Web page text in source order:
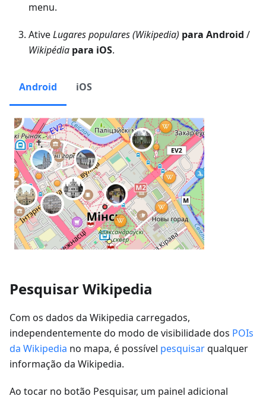
menu.
AtiveLugares populares (Wikipedia) para Android /
Wikipédia para iOS.
Android iOS
Pesquisar Wikipedia
Com os dados da Wikipedia carregados,
independentemente do modo de visibilidade dos POIs
da Wikipedia no mapa, é possível pesquisarqualquer
informação da Wikipedia.
Ao tocar no botão Pesquisar, um painel adicional